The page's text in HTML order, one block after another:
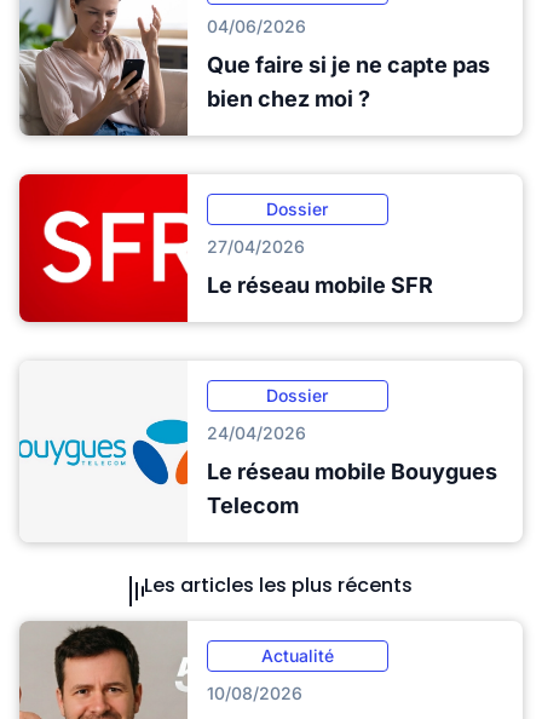
04/06/2026
Que faire si je ne capte pas
bien chez moi ?
Dossier
27/04/2026
Le réseau mobile SFR
Dossier
24/04/2026
Le réseau mobile Bouygues
Telecom
Les articles les plus récents
Actualité
10/08/2026